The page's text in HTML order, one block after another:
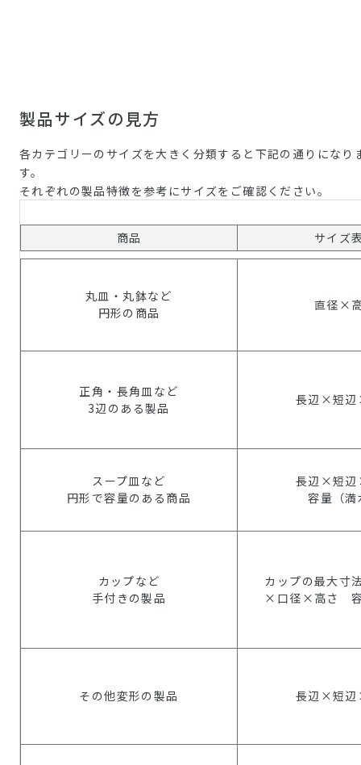
製品サイズの見方
各カテゴリーのサイズを大きく分類すると下記の通りになり
す。
それぞれの製品特徴を参考にサイズをご確認ください。
商品 サイズ
丸皿・丸鉢など
円形の商品
直径×
正角・長角皿など
3辺のある製品
長辺×短
スープ皿など
円形で容量のある商品
長辺×短
容量（満
カップなど
手付きの製品
カップの最大寸
×口径×高さ 容
その他変形の製品 長辺×短